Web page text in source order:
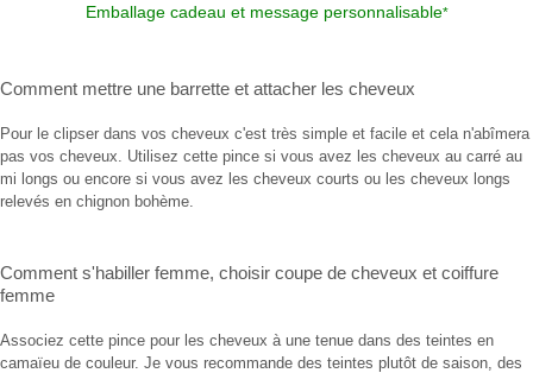
Emballage cadeau et message personnalisable*
Comment mettre une barrette et attacher les cheveux
Pour le clipser dans vos cheveux c'est très simple et facile et cela n'abîmera
pas vos cheveux. Utilisez cette pince si vous avez les cheveux au carré au
mi longs ou encore si vous avez les cheveux courts ou les cheveux longs
relevés en chignon bohème.
Comment s'habiller femme, choisir coupe de cheveux et coiffure
femme
Associez cette pince pour les cheveux à une tenue dans des teintes en
camaïeu de couleur. Je vous recommande des teintes plutôt de saison, des